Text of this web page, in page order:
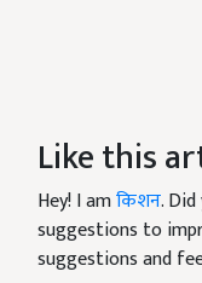
Like this
Hey! I amकिशन.
suggestions to
suggestions and